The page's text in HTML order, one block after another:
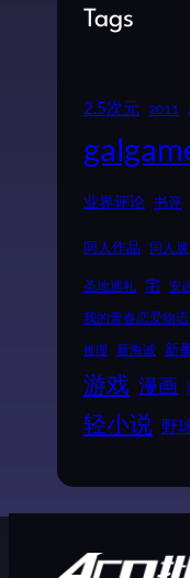
Tags
2.5次元 2011
业界评论 书评
同人作品 同人展
圣地巡礼 宅 安
我的青春恋爱物
推理 新海诚 新
游戏 漫画
轻小说 野